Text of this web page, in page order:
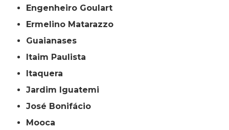
Engenheiro Goulart
Ermelino Matarazzo
Guaianases
Itaim Paulista
Itaquera
Jardim Iguatemi
José Bonifácio
Mooca